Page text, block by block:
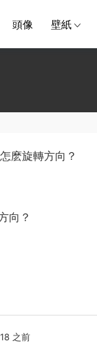
頭像 壁紙
麽旋轉方向？
向？
之前